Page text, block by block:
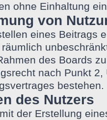
ohne Einhaltung
von
eines Beitrags
des Boards
nach Punkt
bestehen.
des Nutzers
der Erstellung